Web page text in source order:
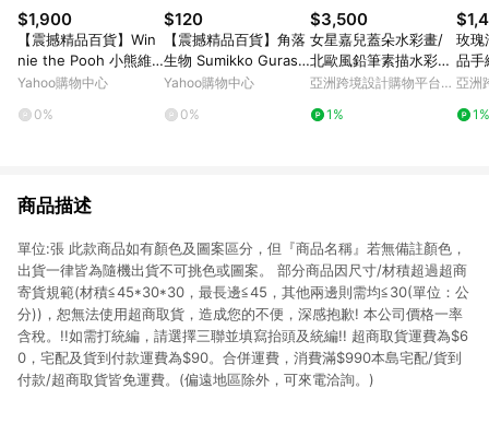
$1,900
【震撼精品百貨】Win
nie the Pooh 小熊維
尼~水晶印章-跳跳虎
Yahoo購物中心
0%
$120
【震撼精品百貨】角落
生物 Sumikko Gurashi
~San-X 角落生物心情
Yahoo購物中心
0%
$3,500
女星嘉兒蓋朵水彩畫/
北歐風鉛筆素描水彩
畫/送禮家飾
亞洲跨境設計購物平台
1%
玫瑰
品手
亞洲
1%
商品描述
單位:張 此款商品如有顏色及圖案區分，但『商品名稱』若無備註顏色，
出貨一律皆為隨機出貨不可挑色或圖案。 部分商品因尺寸/材積超過超商
寄貨規範(材積≦45*30*30，最長邊≦45，其他兩邊則需均≦30(單位：公
分))，恕無法使用超商取貨，造成您的不便，深感抱歉! 本公司價格一率
含稅。!!如需打統編，請選擇三聯並填寫抬頭及統編!! 超商取貨運費為$6
0，宅配及貨到付款運費為$90。合併運費，消費滿$990本島宅配/貨到
付款/超商取貨皆免運費。(偏遠地區除外，可來電洽詢。)